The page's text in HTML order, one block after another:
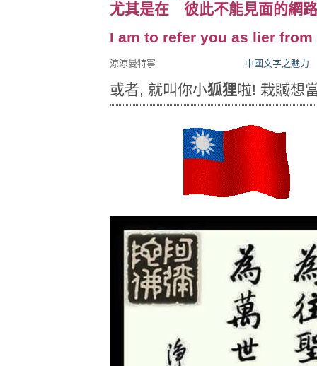
尤其是在 彼此不能見面的網
I am to refer you as lier
涼涼曼特寧 中國文字之魅力
或者, 就叫你小狐狸啦! 栽贓想